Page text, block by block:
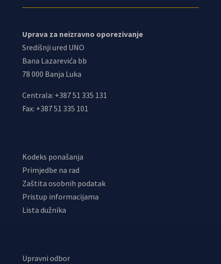
Uprava za neizravno oporezivanje
Središnji ured UNO
Bana Lazarevića bb
78 000 Banja Luka
Centrala: +387 51 335 131
Fax: +387 51 335 101
Kodeks ponašanja
Primjedbe na rad
Zaštita osobnih podatak
Pristup informacijama
Lista dužnika
Upravni odbor